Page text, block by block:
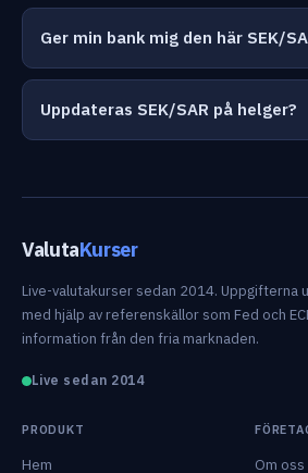
Ger min bank mig den här SEK/
Uppdateras SEK/SAR på helger?
ValutaKurser
Live-valutakurser sedan 2014. Uppgifterna
med hjälp av referenskällor som Fed och
information från den fria marknaden.
Live sedan 2014
PRODUKT
Hem Om oss